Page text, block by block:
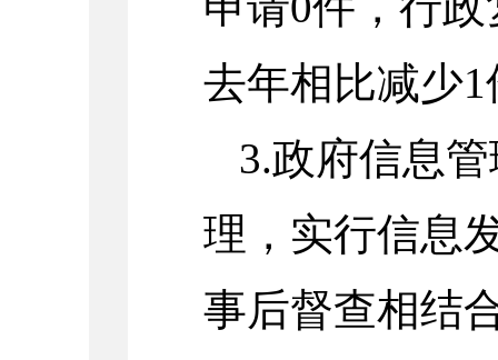
去年相比减少1
3.政府信息
理，实行信息
事后督查相结